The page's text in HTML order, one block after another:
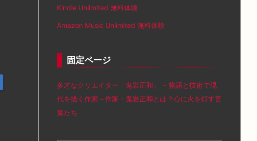
Kindle Unlimited 無料体験
Amazon Music Unlimited 無料体験
固定ページ
多才なクリエイター「鬼岩正和」 ～物語と技術で現
代を描く作家～作家・鬼岩正和とは？心に火を灯す言
葉たち